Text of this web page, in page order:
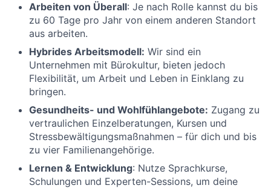
Arbeiten von Überall: Je nach Rolle kannst du bis
zu 60 Tage pro Jahr von einem anderen Standort
aus arbeiten.
Hybrides Arbeitsmodell: Wir sind ein
Unternehmen mit Bürokultur, bieten jedoch
Flexibilität, um Arbeit und Leben in Einklang zu
bringen.
Gesundheits- und Wohlfühlangebote: Zugang zu
vertraulichen Einzelberatungen, Kursen und
Stressbewältigungsmaßnahmen – für dich und bis
zu vier Familienangehörige.
Lernen & Entwicklung: Nutze Sprachkurse,
Schulungen und Experten-Sessions, um deine